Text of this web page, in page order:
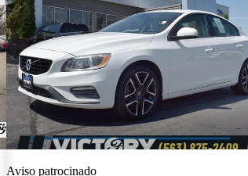
Aviso patrocinado